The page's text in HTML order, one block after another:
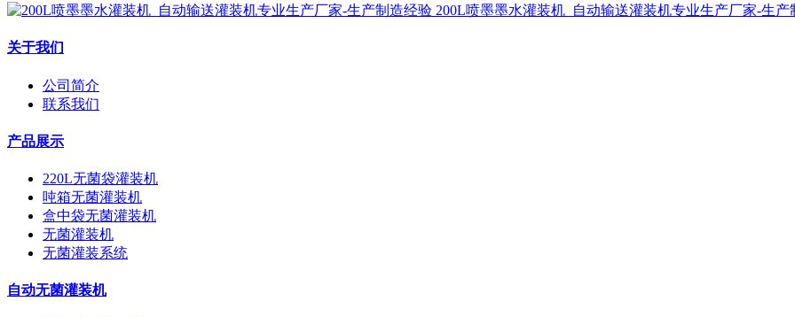
200L喷墨墨水灌装机_自动输送灌装机专业生产厂家-生产
关于我们
公司简介
联系我们
产品展示
220L无菌袋灌装机
吨箱无菌灌装机
盒中袋无菌灌装机
无菌灌装机
无菌灌装系统
自动无菌灌装机